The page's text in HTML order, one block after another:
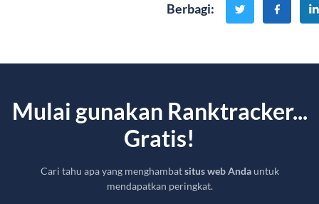
Berbagi:
Mulai gunakan Ranktracker...
Gratis!
Cari tahu apa yang menghambatsitus web Andauntuk
mendapatkan peringkat.